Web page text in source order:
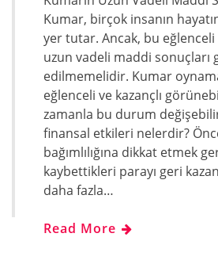
Kumar, birçok insanın
yer tutar. Ancak, bu
uzun vadeli maddi sonuçları
edilmemelidir. Kumar
eğlenceli ve kazançlı
zamanla bu durum
finansal etkileri nelerdir?
bağımlılığına dikkat etmek
kaybettikleri parayı geri
daha fazla…
Read More